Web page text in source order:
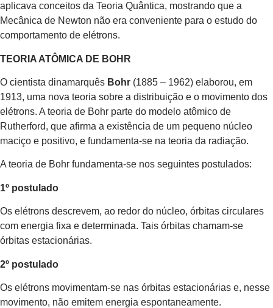
aplicava conceitos da Teoria Quântica, mostrando que a
Mecânica de Newton não era conveniente para o estudo do
comportamento de elétrons.
TEORIA ATÔMICA DE BOHR
O cientista dinamarquês Bohr (1885 – 1962) elaborou, em
1913, uma nova teoria sobre a distribuição e o movimento dos
elétrons. A teoria de Bohr parte do modelo atômico de
Rutherford, que afirma a existência de um pequeno núcleo
maciço e positivo, e fundamenta-se na teoria da radiação.
A teoria de Bohr fundamenta-se nos seguintes postulados:
1º postulado
Os elétrons descrevem, ao redor do núcleo, órbitas circulares
com energia fixa e determinada. Tais órbitas chamam-se
órbitas estacionárias.
2º postulado
Os elétrons movimentam-se nas órbitas estacionárias e, nesse
movimento, não emitem energia espontaneamente.